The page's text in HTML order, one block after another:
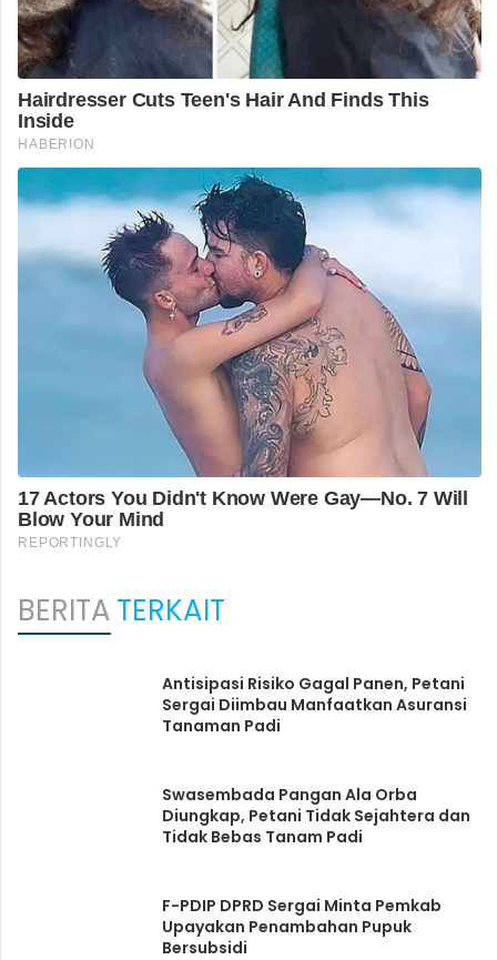
BERITATERKAIT
Antisipasi Risiko Gagal Panen, Petani
Sergai Diimbau Manfaatkan Asuransi
Tanaman Padi
Swasembada Pangan Ala Orba
Diungkap, Petani Tidak Sejahtera dan
Tidak Bebas Tanam Padi
F-PDIP DPRD Sergai Minta Pemkab
Upayakan Penambahan Pupuk
Bersubsidi